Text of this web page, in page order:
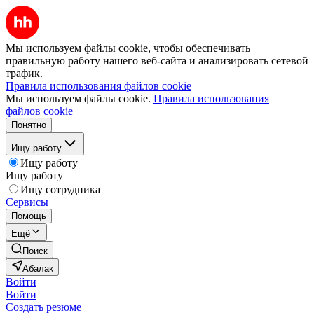
Мы используем файлы cookie, чтобы обеспечивать
правильную работу нашего веб-сайта и анализировать сетевой
трафик.
Правила использования файлов cookie
Мы используем файлы cookie. Правила использования
файлов cookie
Понятно
Ищу работу
Ищу работу
Ищу работу
Ищу сотрудника
Сервисы
Помощь
Ещё
Поиск
Абалак
Войти
Войти
Создать резюме